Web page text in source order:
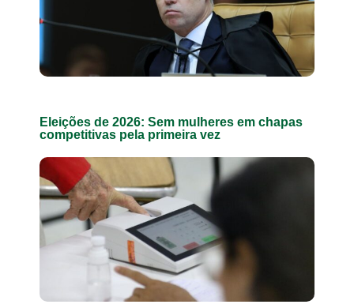
Eleições de 2026: Sem mulheres em chapas
competitivas pela primeira vez